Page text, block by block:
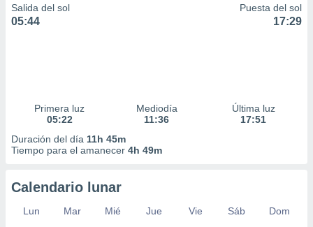
Salida del sol
05:44
Puesta del sol
17:29
Primera luz
05:22
Mediodía
11:36
Última luz
17:51
Duración del día 11h 45m
Tiempo para el amanecer 4h 49m
Calendario lunar
Lun Mar Mié Jue Vie Sáb
Dom